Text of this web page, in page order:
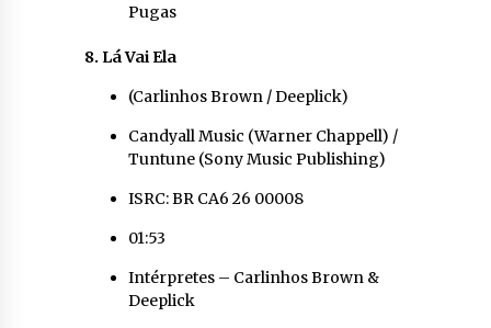
Pugas
8. Lá Vai Ela
(Carlinhos Brown / Deeplick)
Candyall Music (Warner Chappell) /
Tuntune (Sony Music Publishing)
ISRC: BR CA6 26 00008
01:53
Intérpretes – Carlinhos Brown &
Deeplick